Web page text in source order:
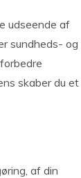
udseende af
sundheds- og
skaber du et
af din